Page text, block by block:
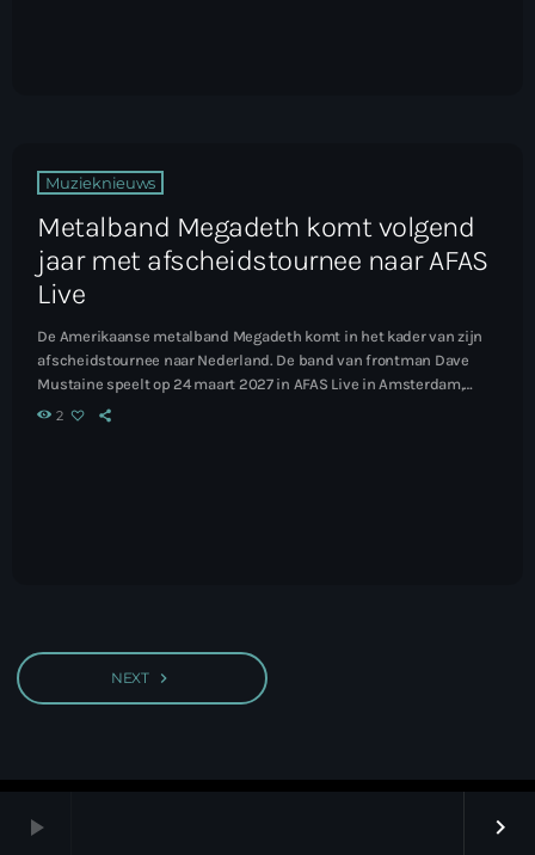
play_arrow keyboard_arrow_right
Muzieknieuws
Metalband Megadeth komt volgend
jaar met afscheidstournee naar AFAS
Live
De Amerikaanse metalband Megadeth komt in het kader van zijn
afscheidstournee naar Nederland. De band van frontman Dave
Mustaine speelt op 24 maart 2027 in AFAS Live in Amsterdam,
maakte MOJO maandag bekend. Lees het hele artikel...
2
NEXT navigate_next